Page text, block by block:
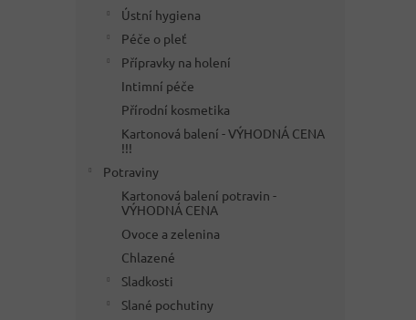
Ústní hygiena
Péče o pleť
Přípravky na holení
Intimní péče
Přírodní kosmetika
Kartonová balení - VÝHODNÁ CENA
!!!
Potraviny
Kartonová balení potravin -
VÝHODNÁ CENA
Ovoce a zelenina
Chlazené
Sladkosti
Slané pochutiny